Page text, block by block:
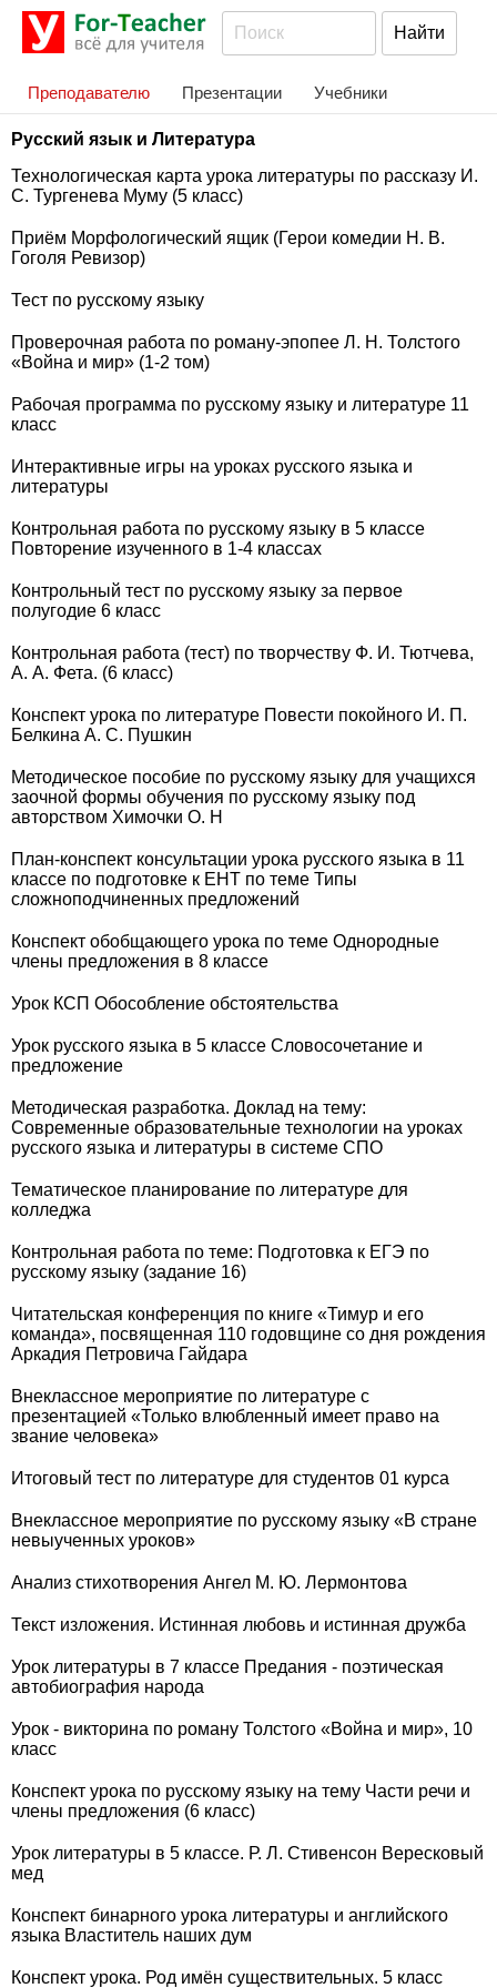
Преподавателю Презентации Учебники
Русский язык и Литература
Технологическая карта урока литературы по рассказу И.
С. Тургенева Муму (5 класс)
Приём Морфологический ящик (Герои комедии Н. В.
Гоголя Ревизор)
Тест по русскому языку
Проверочная работа по роману-эпопее Л. Н. Толстого
«Война и мир» (1-2 том)
Рабочая программа по русскому языку и литературе 11
класс
Интерактивные игры на уроках русского языка и
литературы
Контрольная работа по русскому языку в 5 классе
Повторение изученного в 1-4 классах
Контрольный тест по русскому языку за первое
полугодие 6 класс
Контрольная работа (тест) по творчеству Ф. И. Тютчева,
А. А. Фета. (6 класс)
Конспект урока по литературе Повести покойного И. П.
Белкина А. С. Пушкин
Методическое пособие по русскому языку для учащихся
заочной формы обучения по русскому языку под
авторством Химочки О. Н
План-конспект консультации урока русского языка в 11
классе по подготовке к ЕНТ по теме Типы
сложноподчиненных предложений
Конспект обобщающего урока по теме Однородные
члены предложения в 8 классе
Урок КСП Обособление обстоятельства
Урок русского языка в 5 классе Словосочетание и
предложение
Методическая разработка. Доклад на тему:
Современные образовательные технологии на уроках
русского языка и литературы в системе СПО
Тематическое планирование по литературе для
колледжа
Контрольная работа по теме: Подготовка к ЕГЭ по
русскому языку (задание 16)
Читательская конференция по книге «Тимур и его
команда», посвященная 110 годовщине со дня рождения
Аркадия Петровича Гайдара
Внеклассное мероприятие по литературе с
презентацией «Только влюбленный имеет право на
звание человека»
Итоговый тест по литературе для студентов 01 курса
Внеклассное мероприятие по русскому языку «В стране
невыученных уроков»
Анализ стихотворения Ангел М. Ю. Лермонтова
Текст изложения. Истинная любовь и истинная дружба
Урок литературы в 7 классе Предания - поэтическая
автобиография народа
Урок - викторина по роману Толстого «Война и мир», 10
класс
Конспект урока по русскому языку на тему Части речи и
члены предложения (6 класс)
Урок литературы в 5 классе. Р. Л. Стивенсон Вересковый
мед
Конспект бинарного урока литературы и английского
языка Властитель наших дум
Конспект урока. Род имён существительных. 5 класс